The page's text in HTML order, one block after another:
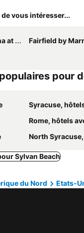
vous intéresser...
Fairfield by Marriott Inn &
pour
Syracuse,
Rome, hôtels
North Syracuse,
Sylvan Beach
du Nord Etats-